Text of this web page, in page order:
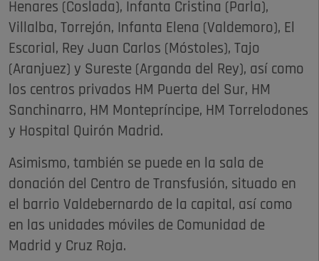
Henares (Coslada), Infanta Cristina (Parla),
Villalba, Torrejón, Infanta Elena (Valdemoro), El
Escorial, Rey Juan Carlos (Móstoles), Tajo
(Aranjuez) y Sureste (Arganda del Rey), así como
los centros privados HM Puerta del Sur, HM
Sanchinarro, HM Montepríncipe, HM Torrelodones
y Hospital Quirón Madrid.
Asimismo, también se puede en la sala de
donación del Centro de Transfusión, situado en
el barrio Valdebernardo de la capital, así como
en las unidades móviles de Comunidad de
Madrid y Cruz Roja.